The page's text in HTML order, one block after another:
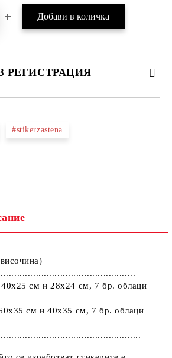
РЕГИСТРАЦИЯ
в рамките на работния ден.
#stikerzastena
см и 28х24 см, 7 бр. облаци
см и 40х35 см, 7 бр. облаци